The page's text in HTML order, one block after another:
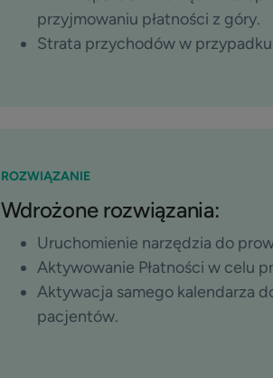
przyjmowaniu płatności z góry.
Strata przychodów w
ROZWIĄZANIE
Wdrożone rozwiązania:
Uruchomienie narzędzia do
Aktywowanie Płatności w celu
Aktywacja samego kalendarza
pacjentów.